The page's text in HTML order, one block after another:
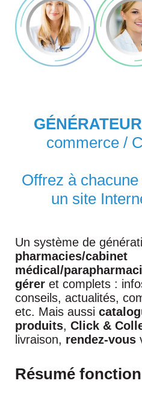
commerce /
Offrez à
un site
Un système de
pharmacies/cabinet
médical/
gérer et complets :
conseils, actualités,
etc. Mais aussi
produits, Click &
livraison, rendez-vous
Résumé